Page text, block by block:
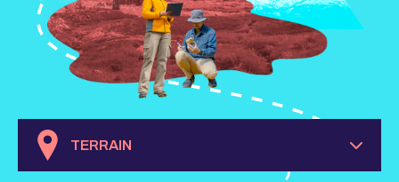
TERRAIN